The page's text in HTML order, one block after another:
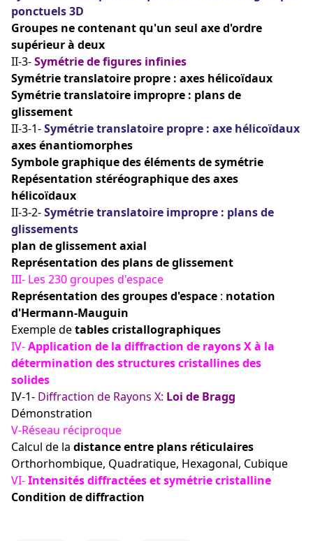
ponctuels 3D
Groupes ne contenant qu'un seul axe d'ordre
supérieur à deux
II-3-Symétrie de figures infinies
Symétrie translatoire propre : axes hélicoïdaux
Symétrie translatoire impropre : plans de
glissement
II-3-1-Symétrie translatoire propre : axe hélicoïdaux
axes énantiomorphes
Symbole graphique des éléments de symétrie
Repésentation stéréographique des axes
hélicoïdaux
II-3-2-Symétrie translatoire impropre : plans de
glissements
plan de glissement axial
Représentation des plans de glissement
III- Les 230 groupes d'espace
Représentation des groupes d'espace : notation
d'Hermann-Mauguin
Exemple detables cristallographiques
IV-Application de la diffraction de rayons X à la
détermination des structures cristallines des
solides
IV-1- Diffraction de Rayons X: Loi de Bragg
Démonstration
V-Réseau réciproque
Calcul de la distance entre plans réticulaires
Orthorhombique, Quadratique, Hexagonal, Cubique
VI-Intensités diffractées et symétrie cristalline
Condition de diffraction